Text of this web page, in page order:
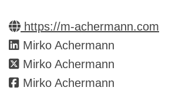
https://m-achermann.com
Mirko Achermann
Mirko Achermann
Mirko Achermann